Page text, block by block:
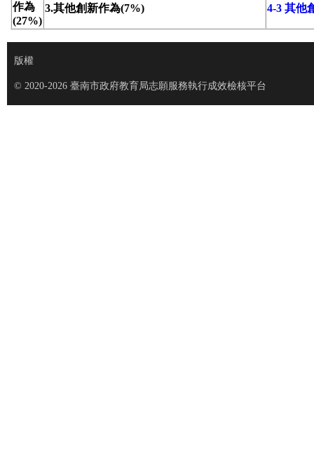
作為
(27%)
3.其他創新作為(7%) 4-3 其他
版權
© 2020-2026 臺南市政府教育局志願服務執行成效檢核平台